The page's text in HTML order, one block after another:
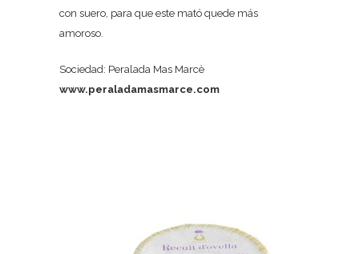
con suero, para que este mató quede más
amoroso.
Sociedad: Peralada Mas Marcè
www.peraladamasmarce.com